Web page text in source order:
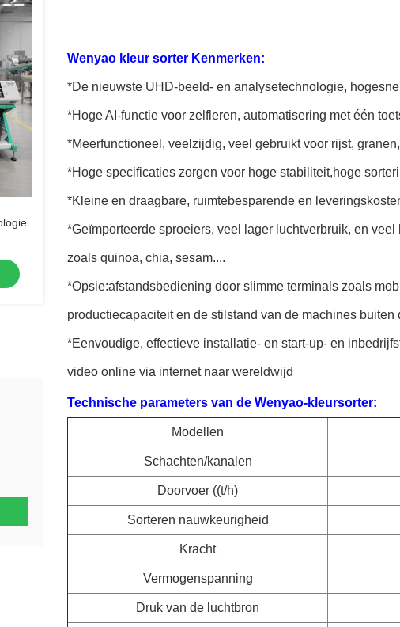
Wenyao kleur sorter Kenmerken:
*De nieuwste UHD-beeld- en analysetechnologie,
*Hoge AI-functie voor zelfleren, automatisering met één
*Meerfunctioneel, veelzijdig, veel gebruikt voor rijst,
*Hoge specificaties zorgen voor hoge stabiliteit,hoge
*Kleine en draagbare, ruimtebesparende en
*Geïmporteerde sproeiers, veel lager luchtverbruik, en
zoals quinoa, chia, sesam....
*Opsie:afstandsbediening door slimme terminals zoals
productiecapaciteit en de stilstand van de machines buiten
*Eenvoudige, effectieve installatie- en start-up- en
video online via internet naar wereldwijd
Technische parameters van de Wenyao-kleursorter:
Modellen
Schachten/kanalen
Doorvoer ((t/h)
Sorteren nauwkeurigheid
Kracht
Vermogenspanning
Druk van de luchtbron